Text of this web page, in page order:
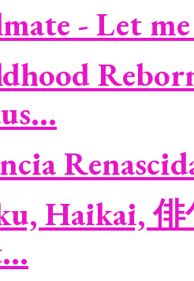
- Let
Haikai,